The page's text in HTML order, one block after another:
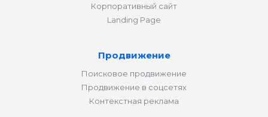
Корпоративный сайт
Landing Page
Продвижение
Поисковое продвижение
Продвижение в соцсетях
Контекстная реклама